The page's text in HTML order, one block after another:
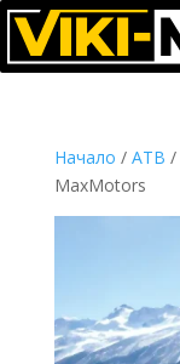
Начало / АТВ /
MaxMotors